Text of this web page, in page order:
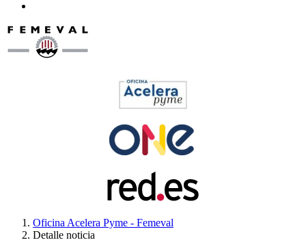
Oficina Acelera Pyme - Femeval
Detalle noticia